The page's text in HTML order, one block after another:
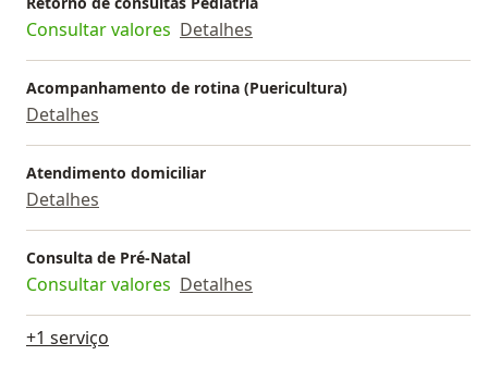
Consultar valores Detalhes
Acompanhamento de rotina (Puericultura)
Detalhes
Atendimento domiciliar
Detalhes
Consulta de Pré-Natal
Consultar valores Detalhes
+1 serviço